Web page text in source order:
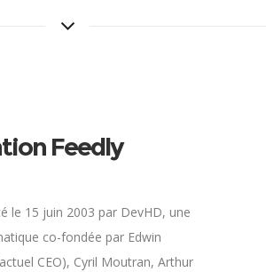
Feedly
le 15 juin 2003 par DevHD, une
co-fondée par Edwin
CEO), Cyril Moutran, Arthur